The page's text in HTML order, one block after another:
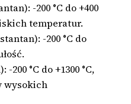
-200 °C do +400
temperatur.
-200 °C do
200 °C do +1300 °C,
wysokich